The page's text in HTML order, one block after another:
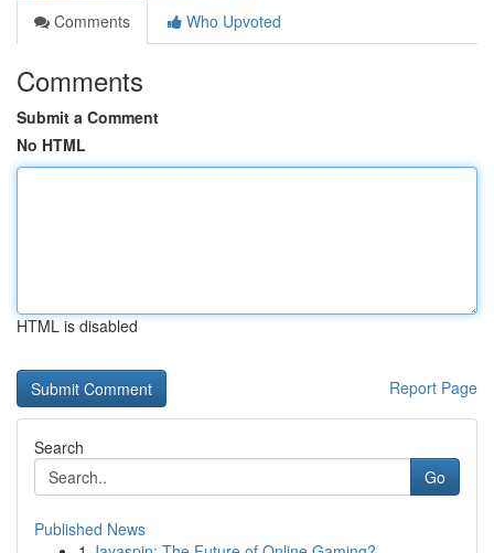
Comments
Who Upvoted
Comments
Submit a Comment
No HTML
HTML is disabled
Report Page
Search
Go
Published News